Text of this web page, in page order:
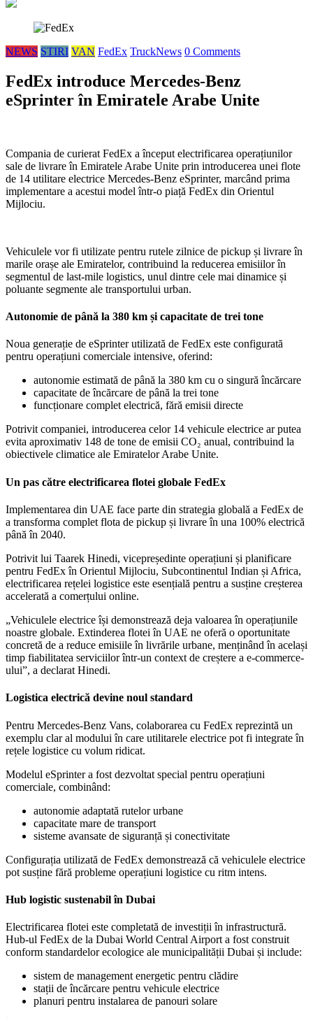
NEWS STIRI VAN FedEx TruckNews 0 Comments
FedEx introduce Mercedes-Benz
eSprinter în Emiratele Arabe Unite
Compania de curierat FedEx a început electrificarea operațiunilor
sale de livrare în Emiratele Arabe Unite prin introducerea unei flote
de 14 utilitare electrice Mercedes‑Benz eSprinter, marcând prima
implementare a acestui model într-o piață FedEx din Orientul
Mijlociu.
Vehiculele vor fi utilizate pentru rutele zilnice de pickup și livrare în
marile orașe ale Emiratelor, contribuind la reducerea emisiilor în
segmentul de last-mile logistics, unul dintre cele mai dinamice și
poluante segmente ale transportului urban.
Autonomie de până la 380 km și capacitate de trei tone
Noua generație de eSprinter utilizată de FedEx este configurată
pentru operațiuni comerciale intensive, oferind:
autonomie estimată de până la 380 km cu o singură încărcare
capacitate de încărcare de până la trei tone
funcționare complet electrică, fără emisii directe
Potrivit companiei, introducerea celor 14 vehicule electrice ar putea
evita aproximativ 148 de tone de emisii CO₂ anual, contribuind la
obiectivele climatice ale Emiratelor Arabe Unite.
Un pas către electrificarea flotei globale FedEx
Implementarea din UAE face parte din strategia globală a FedEx de
a transforma complet flota de pickup și livrare în una 100% electrică
până în 2040.
Potrivit lui Taarek Hinedi, vicepreședinte operațiuni și planificare
pentru FedEx în Orientul Mijlociu, Subcontinentul Indian și Africa,
electrificarea rețelei logistice este esențială pentru a susține creșterea
accelerată a comerțului online.
„Vehiculele electrice își demonstrează deja valoarea în operațiunile
noastre globale. Extinderea flotei în UAE ne oferă o oportunitate
concretă de a reduce emisiile în livrările urbane, menținând în același
timp fiabilitatea serviciilor într-un context de creștere a e-commerce-
ului”, a declarat Hinedi.
Logistica electrică devine noul standard
Pentru Mercedes‑Benz Vans, colaborarea cu FedEx reprezintă un
exemplu clar al modului în care utilitarele electrice pot fi integrate în
rețele logistice cu volum ridicat.
Modelul eSprinter a fost dezvoltat special pentru operațiuni
comerciale, combinând:
autonomie adaptată rutelor urbane
capacitate mare de transport
sisteme avansate de siguranță și conectivitate
Configurația utilizată de FedEx demonstrează că vehiculele electrice
pot susține fără probleme operațiuni logistice cu ritm intens.
Hub logistic sustenabil în Dubai
Electrificarea flotei este completată de investiții în infrastructură.
Hub-ul FedEx de la Dubai World Central Airport a fost construit
conform standardelor ecologice ale municipalității Dubai și include:
sistem de management energetic pentru clădire
stații de încărcare pentru vehicule electrice
planuri pentru instalarea de panouri solare